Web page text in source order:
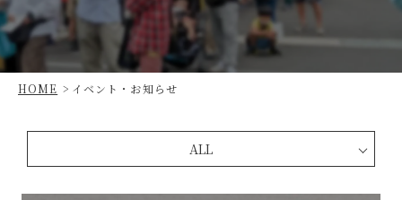
ー・
エ
イ
チ・
ケ
HOME イベント・お知らせ